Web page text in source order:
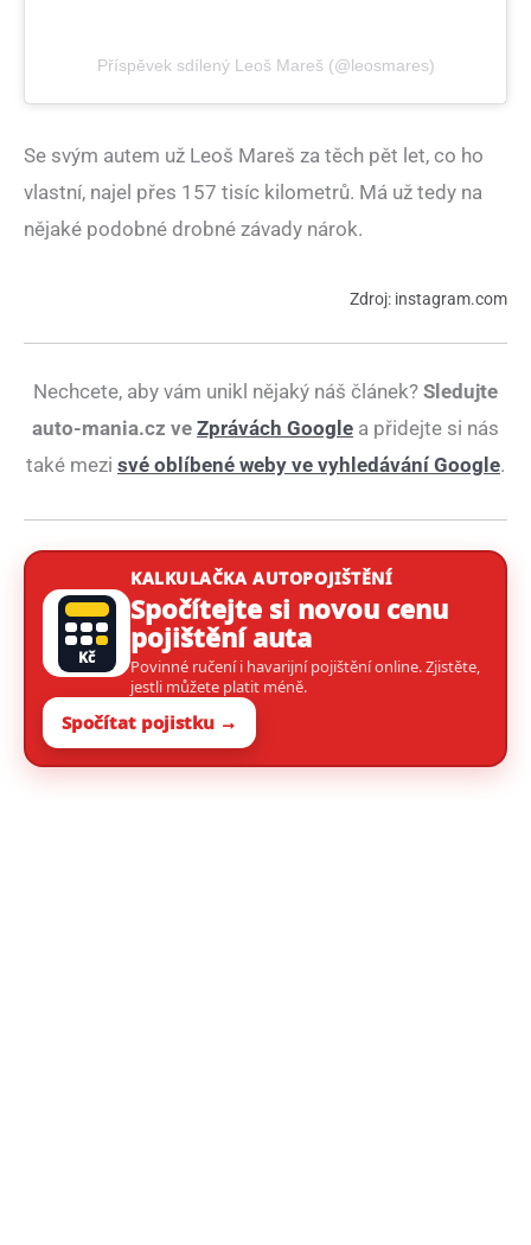
Příspěvek sdílený Leoš Mareš (@leosmares)
Se svým autem už Leoš Mareš za těch pět let, co ho
vlastní, najel přes 157 tisíc kilometrů. Má už tedy na
nějaké podobné drobné závady nárok.
Zdroj: instagram.com
Nechcete, aby vám unikl nějaký náš článek? Sledujte
auto-mania.cz ve Zprávách Google a přidejte si nás
také mezi své oblíbené weby ve vyhledávání Google.
Kč
KALKULAČKA AUTOPOJIŠTĚNÍ
Spočítejte si novou cenu
pojištění auta
Povinné ručení i havarijní pojištění online. Zjistěte,
jestli můžete platit méně.
Spočítat pojistku →